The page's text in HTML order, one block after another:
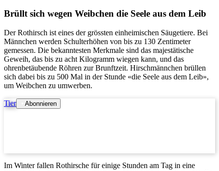
Brüllt sich wegen Weibchen die Seele aus dem Leib
Der Rothirsch ist eines der grössten einheimischen Säugetiere. Bei
Männchen werden Schulterhöhen von bis zu 130 Zentimeter
gemessen. Die bekanntesten Merkmale sind das majestätische
Geweih, das bis zu acht Kilogramm wiegen kann, und das
ohrenbetäubende Röhren zur Brunftzeit. Hirschmännchen brüllen
sich dabei bis zu 500 Mal in der Stunde «die Seele aus dem Leib»,
um Weibchen zu umwerben.
Tier Abonnieren
Im Winter fallen Rothirsche für einige Stunden am Tag in eine